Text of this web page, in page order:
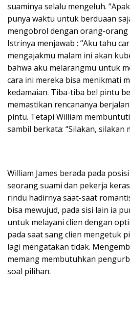
suaminya selalu mengeluh.
punya waktu untuk berduaan
mengobrol dengan orang-orang
Istrinya menjawab : “Aku tahu
mengajakmu malam ini akan
bahwa aku melarangmu untuk
cara ini mereka bisa menikmati
kedamaian. Tiba-tiba bel pintu
memastikan rencananya
pintu. Tetapi William
sambil berkata: “Silakan, silakan
William James berada pada
seorang suami dan pekerja
rindu hadirnya saat-saat
bisa mewujud, pada sisi lain ia
untuk melayani clien dengan
pada saat sang clien mengetuk
lagi mengatakan tidak.
memang membutuhkan
soal pilihan.